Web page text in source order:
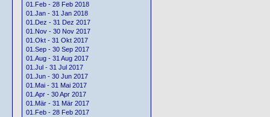
01.Feb - 28 Feb 2018
01.Jan - 31 Jan 2018
01.Dez - 31 Dez 2017
01.Nov - 30 Nov 2017
01.Okt - 31 Okt 2017
01.Sep - 30 Sep 2017
01.Aug - 31 Aug 2017
01.Jul - 31 Jul 2017
01.Jun - 30 Jun 2017
01.Mai - 31 Mai 2017
01.Apr - 30 Apr 2017
01.Mär - 31 Mär 2017
01.Feb - 28 Feb 2017